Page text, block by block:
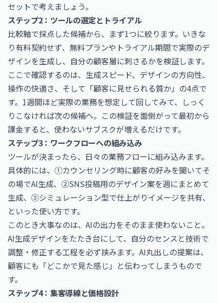
セットで考えましょう。
ステップ2：ツールの選定とトライアル
比較軸で採点した候補から、まず1つに絞ります。いきな
り有料契約せず、無料プランやトライアル期間で実際のデ
ザインを生成し、自分の顧客層に刺さるかを検証します。
ここで確認するのは、生成スピード、デザインの方向性、
操作の快適さ、そして「顧客に見せられる質か」の4点で
す。1週間ほど実際の業務を想定して回してみて、しっく
りこなければ次の候補へ。この検証を面倒がって最初から
課金すると、使わないサブスクが増えるだけです。
ステップ3：ワークフローへの組み込み
ツールが決まったら、日々の業務フローに組み込みます。
具体的には、①カウンセリング時に顧客の好みを聞いてそ
の場でAI生成、②SNS投稿用のデザイン案を週にまとめて
生成、③シミュレーション型で仕上がりイメージを共有、
といった使い方です。
このとき大事なのは、AIの出力をそのまま使わないこと。
AI生成デザインをたたき台にして、自分のセンスと技術で
調整・修正する工程を必ず挟みます。AI丸出しの提案は、
顧客にも「どこかで見た感じ」と伝わってしまうもので
す。
ステップ4：集客導線と価格設計